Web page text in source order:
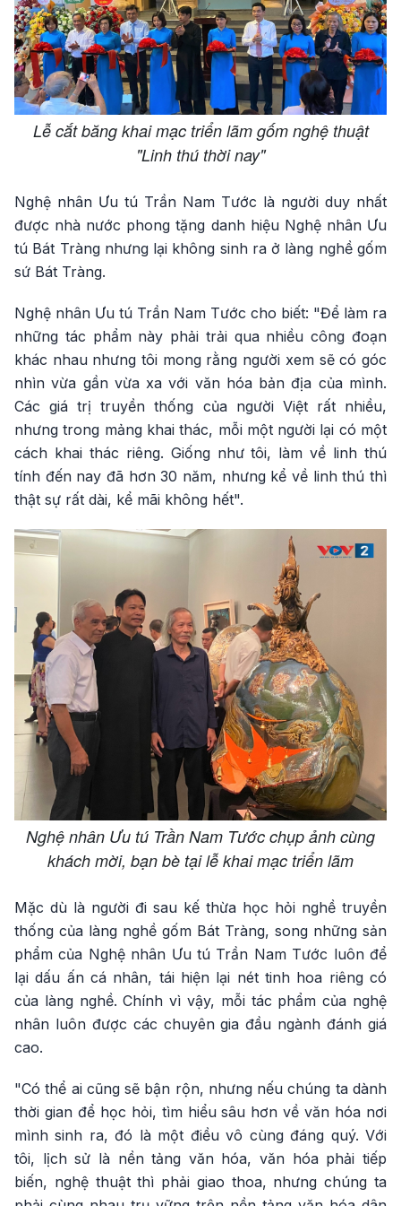
Lễ cắt băng khai mạc triển lãm gốm nghệ thuật
"Linh thú thời nay"
Nghệ nhân Ưu tú Trần Nam Tước là người duy nhất
được nhà nước phong tặng danh hiệu Nghệ nhân Ưu
tú Bát Tràng nhưng lại không sinh ra ở làng nghề gốm
sứ Bát Tràng.
Nghệ nhân Ưu tú Trần Nam Tước cho biết: "Để làm ra
những tác phẩm này phải trải qua nhiều công đoạn
khác nhau nhưng tôi mong rằng người xem sẽ có góc
nhìn vừa gần vừa xa với văn hóa bản địa của mình.
Các giá trị truyền thống của người Việt rất nhiều,
nhưng trong mảng khai thác, mỗi một người lại có một
cách khai thác riêng. Giống như tôi, làm về linh thú
tính đến nay đã hơn 30 năm, nhưng kể về linh thú thì
thật sự rất dài, kể mãi không hết".
Nghệ nhân Ưu tú Trần Nam Tước chụp ảnh cùng
khách mời, bạn bè tại lễ khai mạc triển lãm
Mặc dù là người đi sau kế thừa học hỏi nghề truyền
thống của làng nghề gốm Bát Tràng, song những sản
phẩm của Nghệ nhân Ưu tú Trần Nam Tước luôn để
lại dấu ấn cá nhân, tái hiện lại nét tinh hoa riêng có
của làng nghề. Chính vì vậy, mỗi tác phẩm của nghệ
nhân luôn được các chuyên gia đầu ngành đánh giá
cao.
"Có thể ai cũng sẽ bận rộn, nhưng nếu chúng ta dành
thời gian để học hỏi, tìm hiểu sâu hơn về văn hóa nơi
mình sinh ra, đó là một điều vô cùng đáng quý. Với
tôi, lịch sử là nền tảng văn hóa, văn hóa phải tiếp
biến, nghệ thuật thì phải giao thoa, nhưng chúng ta